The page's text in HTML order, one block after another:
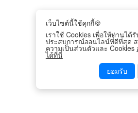
เว็บไซต์นี้ใช้คุกกี้🍪
เราใช้ Cookies เพื่อให้ท่านได้รั
ประสบการณ์ออนไลน์ที่ดีที่สุด
ความเป็นส่วนตัวและ Cookies
ได้ที่นี่
ยอมรับ